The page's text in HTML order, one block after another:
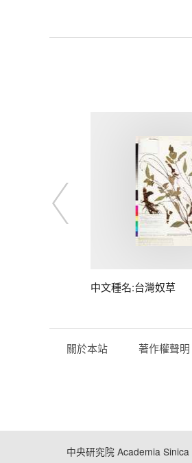
中文種名:台灣奴草
關於本站 著作權聲明
中央研究院 Academia Sinica